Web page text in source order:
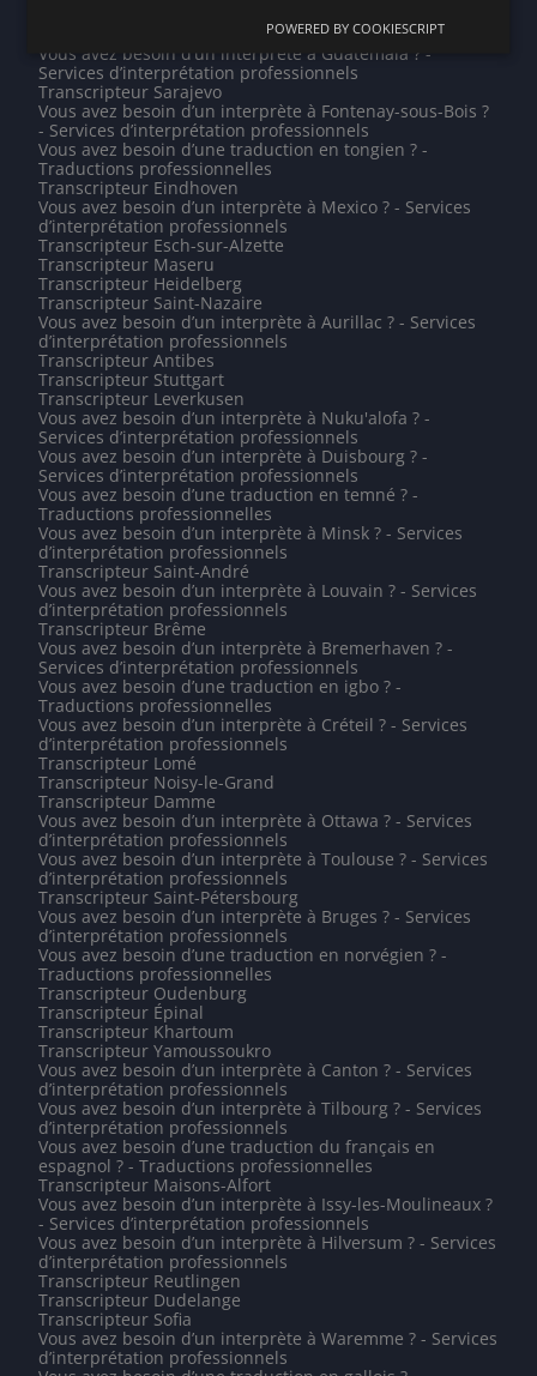
Services d’interprétation professionnels
Vous avez besoin d’un interprète à Guatemala ? -
Services d’interprétation professionnels
Transcripteur Sarajevo
Vous avez besoin d’un interprète à Fontenay-sous-Bois ?
- Services d’interprétation professionnels
Vous avez besoin d’une traduction en tongien ? -
Traductions professionnelles
Transcripteur Eindhoven
Vous avez besoin d’un interprète à Mexico ? - Services
d’interprétation professionnels
Transcripteur Esch-sur-Alzette
Transcripteur Maseru
Transcripteur Heidelberg
Transcripteur Saint-Nazaire
Vous avez besoin d’un interprète à Aurillac ? - Services
d’interprétation professionnels
Transcripteur Antibes
Transcripteur Stuttgart
Transcripteur Leverkusen
Vous avez besoin d’un interprète à Nuku'alofa ? -
Services d’interprétation professionnels
Vous avez besoin d’un interprète à Duisbourg ? -
Services d’interprétation professionnels
Vous avez besoin d’une traduction en temné ? -
Traductions professionnelles
Vous avez besoin d’un interprète à Minsk ? - Services
d’interprétation professionnels
Transcripteur Saint-André
Vous avez besoin d’un interprète à Louvain ? - Services
d’interprétation professionnels
Transcripteur Brême
Vous avez besoin d’un interprète à Bremerhaven ? -
Services d’interprétation professionnels
Vous avez besoin d’une traduction en igbo ? -
Traductions professionnelles
Vous avez besoin d’un interprète à Créteil ? - Services
d’interprétation professionnels
Transcripteur Lomé
Transcripteur Noisy-le-Grand
Transcripteur Damme
Vous avez besoin d’un interprète à Ottawa ? - Services
d’interprétation professionnels
Vous avez besoin d’un interprète à Toulouse ? - Services
d’interprétation professionnels
Transcripteur Saint-Pétersbourg
Vous avez besoin d’un interprète à Bruges ? - Services
d’interprétation professionnels
Vous avez besoin d’une traduction en norvégien ? -
Traductions professionnelles
Transcripteur Oudenburg
Transcripteur Épinal
Transcripteur Khartoum
Transcripteur Yamoussoukro
Vous avez besoin d’un interprète à Canton ? - Services
d’interprétation professionnels
Vous avez besoin d’un interprète à Tilbourg ? - Services
d’interprétation professionnels
Vous avez besoin d’une traduction du français en
espagnol ? - Traductions professionnelles
Transcripteur Maisons-Alfort
Vous avez besoin d’un interprète à Issy-les-Moulineaux ?
- Services d’interprétation professionnels
Vous avez besoin d’un interprète à Hilversum ? - Services
d’interprétation professionnels
Transcripteur Reutlingen
Transcripteur Dudelange
Transcripteur Sofia
Vous avez besoin d’un interprète à Waremme ? - Services
d’interprétation professionnels
POWERED BY COOKIESCRIPT